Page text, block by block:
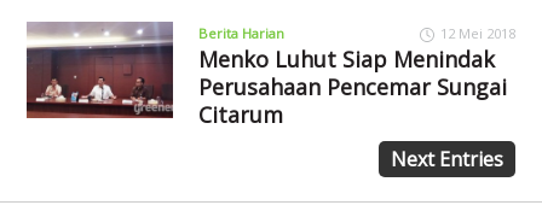
Berita Harian 12 Mei 2018
Menko Luhut Siap Menindak
Perusahaan Pencemar Sungai
Citarum
Next Entries